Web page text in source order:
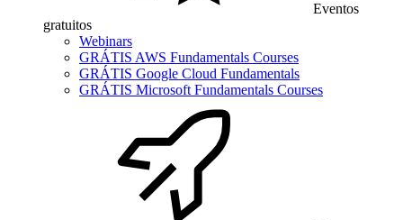
Eventos
gratuitos
Webinars
GRÁTIS AWS Fundamentals Courses
GRÁTIS Google Cloud Fundamentals
GRÁTIS Microsoft Fundamentals Courses